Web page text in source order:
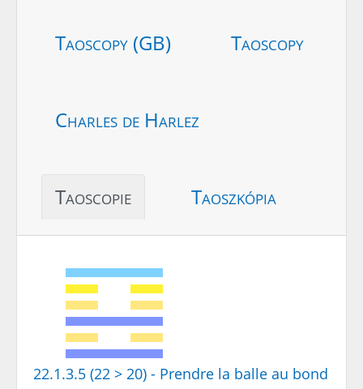
Taoscopy (GB) Taoscopy
Charles de Harlez
Taoscopie Taoszkópia
22.1.3.5 (22 > 20) - Prendre la balle au bond